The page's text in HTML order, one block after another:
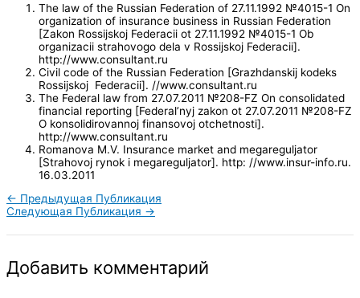
The law of the Russian Federation of 27.11.1992 №4015-1 On
organization of insurance business in Russian Federation
[Zakon Rossijskoj Federacii ot 27.11.1992 №4015-1 Ob
organizacii strahovogo dela v Rossijskoj Federacii].
http://www.consultant.ru
Civil code of the Russian Federation [Grazhdanskij kodeks
Rossijskoj Federacii]. //www.consultant.ru
The Federal law from 27.07.2011 №208-FZ On consolidated
financial reporting [Federal’nyj zakon ot 27.07.2011 №208-FZ
O konsolidirovannoj finansovoj otchetnosti].
http://www.consultant.ru
Romanova M.V. Insurance market and megareguljator
[Strahovoj rynok i megareguljator]. http: //www.insur-info.ru.
16.03.2011
← Предыдущая Публикация
Следующая Публикация →
Добавить комментарий